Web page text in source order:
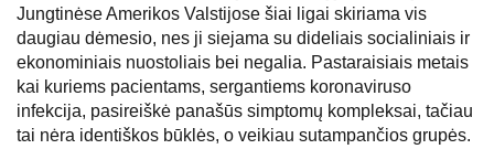
Jungtinėse Amerikos Valstijose šiai ligai skiriama vis
daugiau dėmesio, nes ji siejama su dideliais socialiniais ir
ekonominiais nuostoliais bei negalia. Pastaraisiais metais
kai kuriems pacientams, sergantiems koronaviruso
infekcija, pasireiškė panašūs simptomų kompleksai, tačiau
tai nėra identiškos būklės, o veikiau sutampančios grupės.